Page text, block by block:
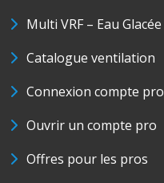
Multi VRF – Eau Glacée
Catalogue ventilation
Connexion compte pro
Ouvrir un compte pro
Offres pour les pros